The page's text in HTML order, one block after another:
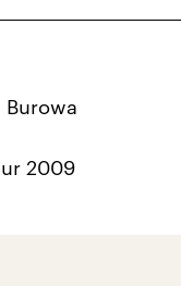
Burowa
2009